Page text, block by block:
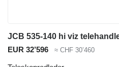
JCB 535-140 hi viz
EUR 32’596
≈ CHF 30’460